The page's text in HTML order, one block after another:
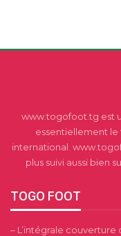
www.togofoot.tg est
essentiellement le
international.
plus suivi aussi bien
TOGO FOOT
– L’intégrale